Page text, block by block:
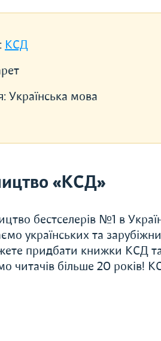
КСД
Українська мова
«КСД»
бестселерів №1 в
українських та
придбати книжки КСД
читачів більше 20